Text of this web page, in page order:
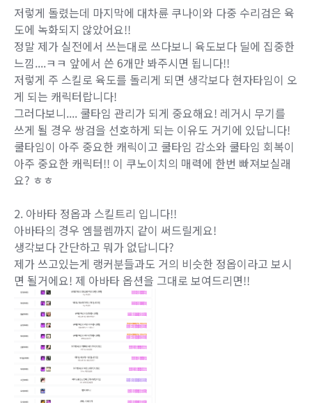
저렇게 돌렸는데 마지막에 대차륜 쿠나이와 다중 수리검은 육
도에 녹화되지 않았어요!!
정말 제가 실전에서 쓰는대로 쓰다보니 육도보다 딜에 집중한
느낌....ㅋㅋ 앞에서 쓴 6개만 봐주시면 됩니다!!
저렇게 주 스킬로 육도를 돌리게 되면 생각보다 현자타임이 오
게 되는 캐릭터랍니다!
그러다보니.... 쿨타임 관리가 되게 중요해요! 레거시 무기를
쓰게 될 경우 쌍검을 선호하게 되는 이유도 거기에 있답니다!
쿨타임이 아주 중요한 캐릭이고 쿨타임 감소와 쿨타임 회복이
아주 중요한 캐릭터!! 이 쿠노이치의 매력에 한번 빠져보실래
요? ㅎㅎ
2. 아바타 정옵과 스킬트리 입니다!!
아바타의 경우 엠블렘까지 같이 써드릴게요!
생각보다 간단하고 뭐가 없답니다?
제가 쓰고있는게 랭커분들과도 거의 비슷한 정옵이라고 보시
면 될거에요! 제 아바타 옵션을 그대로 보여드리면!!